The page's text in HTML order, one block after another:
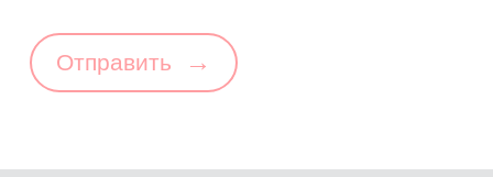
Отправить →